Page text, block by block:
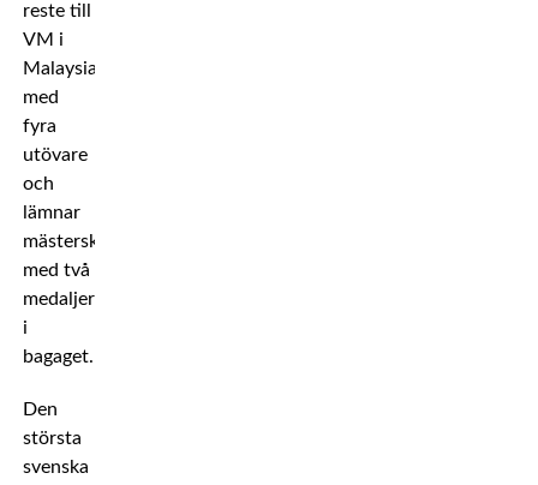
reste till
VM i
Malaysia
med
fyra
utövare
och
lämnar
mästerskapet
med två
medaljer
i
bagaget.
Den
största
svenska